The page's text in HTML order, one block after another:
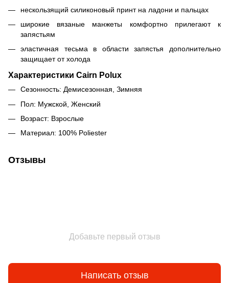
нескользящий силиконовый принт на ладони и пальцах
широкие вязаные манжеты комфортно прилегают к
запястьям
эластичная тесьма в области запястья дополнительно
защищает от холода
Характеристики Cairn Polux
Сезонность: Демисезонная, Зимняя
Пол: Мужской, Женский
Возраст: Взрослые
Материал: 100% Poliester
Отзывы
Добавьте первый отзыв
Написать отзыв